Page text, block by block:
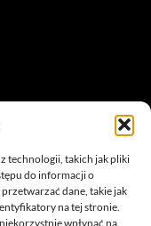
technologii, takich jak pliki
do informacji o
dane, takie jak
na tej stronie.
wpłynąć na